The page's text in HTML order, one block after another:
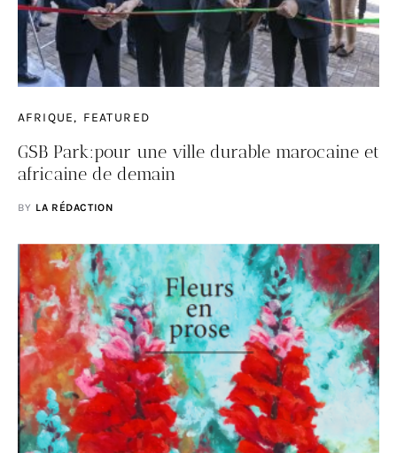
AFRIQUE FEATURED
GSB Park:pour une ville durable marocaine et
africaine de demain
BY LA RÉDACTION